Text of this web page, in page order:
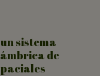
sistema
de